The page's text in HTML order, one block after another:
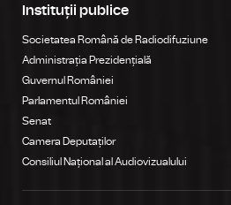
Instituții publice
Societatea Română de Radiodifuziune
Administrația Prezidențială
Guvernul României
Parlamentul României
Senat
Camera Deputaților
Consiliul Național al Audiovizualului